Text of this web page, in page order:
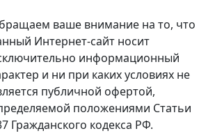
[12]
[79]
[4]
[1]
[5]
ваше внимание на то, что
Интернет-сайт носит
информационный
и ни при каких условиях не
публичной офертой,
положениями Статьи
Гражданского кодекса РФ.